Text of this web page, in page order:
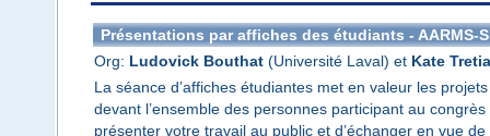
Présentations par affiches des étudiants - AARMS-
Org: Ludovick Bouthat(Université Laval) et Kate
La séance d’affiches étudiantes met en valeur les
devant l’ensemble des personnes participant au
présenter votre travail au public et d’échanger en vue